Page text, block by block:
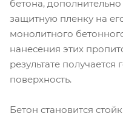
бетона,
защитную пленку на
монолитного
нанесения этих
результате получается
поверхность.
Бетон становится